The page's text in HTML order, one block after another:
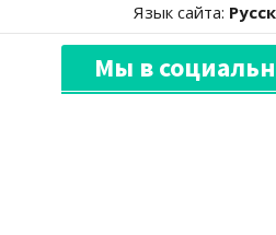
Язык сайта:
Мы в